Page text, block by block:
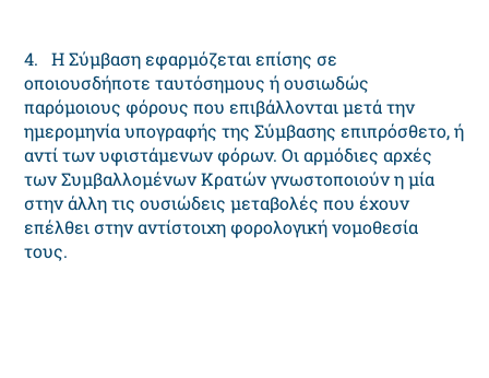
4. Η Σύμβαση εφαρμόζεται επίσης σε
οποιουσδήποτε ταυτόσημους ή ουσιωδώς
παρόμοιους φόρους που επιβάλλονται μετά την
ημερομηνία υπογραφής της Σύμβασης επιπρόσθετο, ή
αντί των υφιστάμενων φόρων. Οι αρμόδιες αρχές
των Συμβαλλομένων Κρατών γνωστοποιούν η μία
στην άλλη τις ουσιώδεις μεταβολές που έχουν
επέλθει στην αντίστοιχη φορολογική νομοθεσία
τους.